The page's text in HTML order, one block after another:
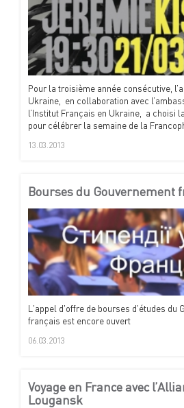
Pour la troisième année consécutive,
Ukraine, en collaboration avec
l’Institut Français en Ukraine, a choisi
pour célébrer la semaine de la
13.03.2013
Bourses du Gouvernement
L'appel d'offre de bourses d'études du
français est encore ouvert
06.03.2013
Voyage en France avec
Lougansk